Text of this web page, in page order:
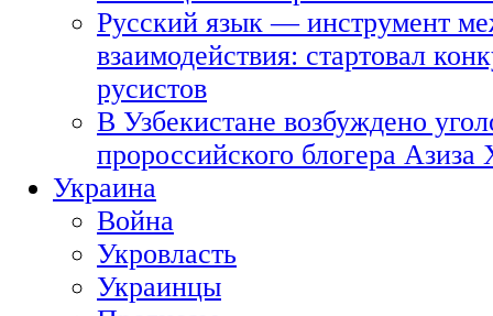
Русский язык — инструмент
взаимодействия: стартовал
русистов
В Узбекистане возбуждено
пророссийского блогера Азиза
Украина
Война
Укровласть
Украинцы